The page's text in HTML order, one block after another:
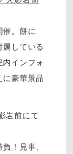
催。餅に
している
内インフォ
に豪華景品
岩前にて
！見事、